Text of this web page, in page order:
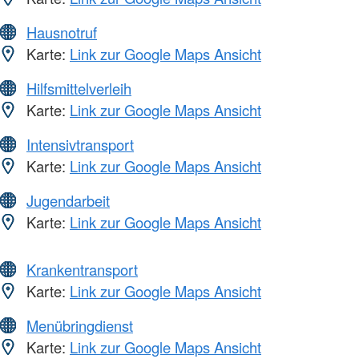
Hausnotruf
Karte: Link zur Google Maps Ansicht
Hilfsmittelverleih
Karte: Link zur Google Maps Ansicht
Intensivtransport
Karte: Link zur Google Maps Ansicht
Jugendarbeit
Karte: Link zur Google Maps Ansicht
Krankentransport
Karte: Link zur Google Maps Ansicht
Menübringdienst
Karte: Link zur Google Maps Ansicht